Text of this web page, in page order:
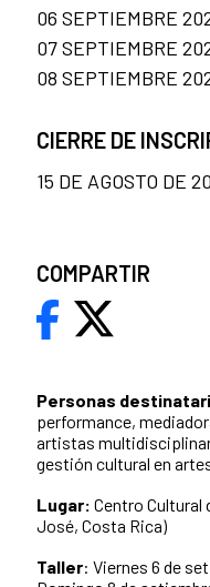
Personas
performance,
artistas
gestión cultural en
Lugar: Centro Cultural
José, Costa Rica)
Taller: Viernes 6 de
06 SEPTIEMBRE
07 SEPTIEMBRE
08 SEPTIEMBRE
CIERRE DE
15 DE AGOSTO DE
COMPARTIR